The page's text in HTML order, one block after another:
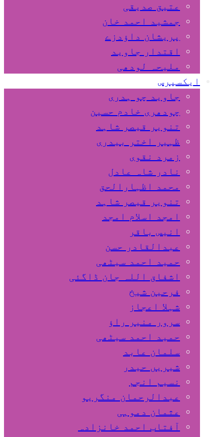
عتیق صدیقی
جمشید احمد خان
پریشان داﺅدزے
اقتدار جاوید
ملیحہ لودھی
ایکسپرس
جاوید چو ہدری
چودھری خادم حسین
تنویر قیصر شاہد
ظہیر اختر بیدری
زمرد نقوی
نادر شاہ عادل
محمد اظہارالحق
تنویر قیصر شاہد
امجد اسلام امجد
انیس باقر
عبدالقادر حسن
حمید احمد سیٹھی
اشفاق اللہ جان ڈاگئی
فرحین شیخ
شہلا اعجاز
سرور منیر راؤ
حمید احمد سیٹھی
سلمان عابد
شیریں حیدر
نسیم انجم
عبدالرحمان منگریو
عثمان دموہی
آفتاب احمد خانزادہ